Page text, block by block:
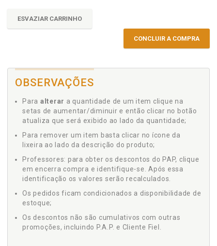
ESVAZIAR CARRINHO
CONCLUIR A COMPRA
OBSERVAÇÕES
Para alterar a quantidade de um item clique na
setas de aumentar/diminuir e então clicar no botão
atualiza que será exibido ao lado da quantidade;
Para remover um item basta clicar no ícone da
lixeira ao lado da descrição do produto;
Professores: para obter os descontos do PAP, clique
em encerra compra e identifique-se. Após essa
identificação os valores serão recalculados.
Os pedidos ficam condicionados a disponibilidade de
estoque;
Os descontos não são cumulativos com outras
promoções, incluindo P.A.P. e Cliente Fiel.